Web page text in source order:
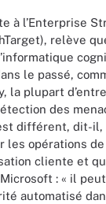
à l’Enterprise
relève
le passé,
la plupart
des
différent, dit-il,
les opérations
cliente et
: « il
automatisé